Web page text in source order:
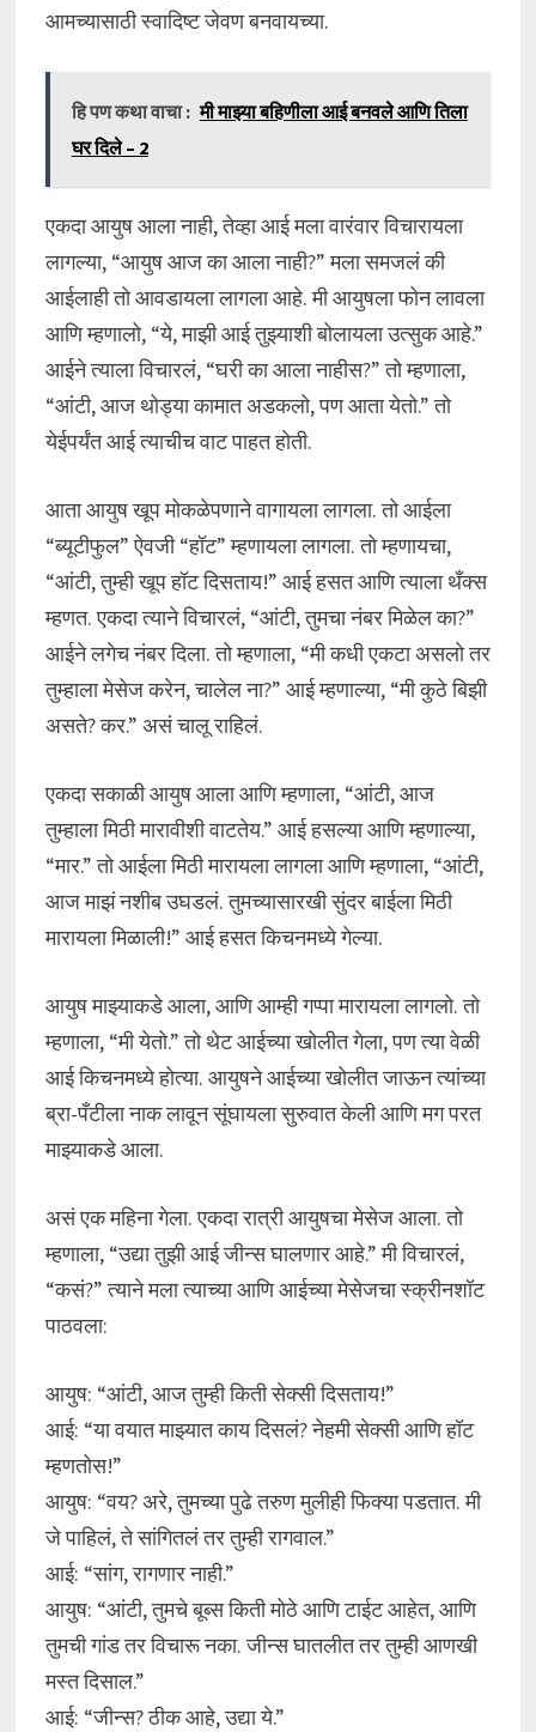
आमच्यासाठी स्वादिष्ट जेवण बनवायच्या.
हि पण कथा वाचा : मी माझ्या बहिणीला आई बनवले आणि तिला
घर दिले – 2
एकदा आयुष आला नाही, तेव्हा आई मला वारंवार विचारायला
लागल्या, “आयुष आज का आला नाही?” मला समजलं की
आईलाही तो आवडायला लागला आहे. मी आयुषला फोन लावला
आणि म्हणालो, “ये, माझी आई तुझ्याशी बोलायला उत्सुक आहे.”
आईने त्याला विचारलं, “घरी का आला नाहीस?” तो म्हणाला,
“आंटी, आज थोड्या कामात अडकलो, पण आता येतो.” तो
येईपर्यंत आई त्याचीच वाट पाहत होती.
आता आयुष खूप मोकळेपणाने वागायला लागला. तो आईला
“ब्यूटीफुल” ऐवजी “हॉट” म्हणायला लागला. तो म्हणायचा,
“आंटी, तुम्ही खूप हॉट दिसताय!” आई हसत आणि त्याला थँक्स
म्हणत. एकदा त्याने विचारलं, “आंटी, तुमचा नंबर मिळेल का?”
आईने लगेच नंबर दिला. तो म्हणाला, “मी कधी एकटा असलो तर
तुम्हाला मेसेज करेन, चालेल ना?” आई म्हणाल्या, “मी कुठे बिझी
असते? कर.” असं चालू राहिलं.
एकदा सकाळी आयुष आला आणि म्हणाला, “आंटी, आज
तुम्हाला मिठी मारावीशी वाटतेय.” आई हसल्या आणि म्हणाल्या,
“मार.” तो आईला मिठी मारायला लागला आणि म्हणाला, “आंटी,
आज माझं नशीब उघडलं. तुमच्यासारखी सुंदर बाईला मिठी
मारायला मिळाली!” आई हसत किचनमध्ये गेल्या.
आयुष माझ्याकडे आला, आणि आम्ही गप्पा मारायला लागलो. तो
म्हणाला, “मी येतो.” तो थेट आईच्या खोलीत गेला, पण त्या वेळी
आई किचनमध्ये होत्या. आयुषने आईच्या खोलीत जाऊन त्यांच्या
ब्रा-पँटीला नाक लावून सूंघायला सुरुवात केली आणि मग परत
माझ्याकडे आला.
असं एक महिना गेला. एकदा रात्री आयुषचा मेसेज आला. तो
म्हणाला, “उद्या तुझी आई जीन्स घालणार आहे.” मी विचारलं,
“कसं?” त्याने मला त्याच्या आणि आईच्या मेसेजचा स्क्रीनशॉट
पाठवला:
आयुष: “आंटी, आज तुम्ही किती सेक्सी दिसताय!”
आई: “या वयात माझ्यात काय दिसलं? नेहमी सेक्सी आणि हॉट
म्हणतोस!”
आयुष: “वय? अरे, तुमच्या पुढे तरुण मुलीही फिक्या पडतात. मी
जे पाहिलं, ते सांगितलं तर तुम्ही रागवाल.”
आई: “सांग, रागणार नाही.”
आयुष: “आंटी, तुमचे बूब्स किती मोठे आणि टाईट आहेत, आणि
तुमची गांड तर विचारू नका. जीन्स घातलीत तर तुम्ही आणखी
मस्त दिसाल.”
आई: “जीन्स? ठीक आहे, उद्या ये.”